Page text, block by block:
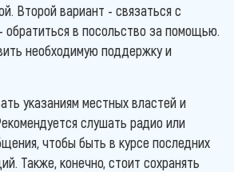
Второй вариант - связаться с
обратиться в посольство за помощью.
необходимую поддержку и
указаниям местных властей и
слушать радио или
чтобы быть в курсе последних
Также, конечно, стоит сохранять